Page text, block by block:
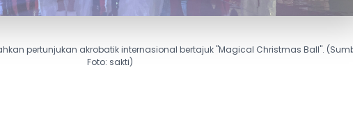
pertunjukan akrobatik internasional bertajuk "Magical Christmas Ball".
Foto: sakti)